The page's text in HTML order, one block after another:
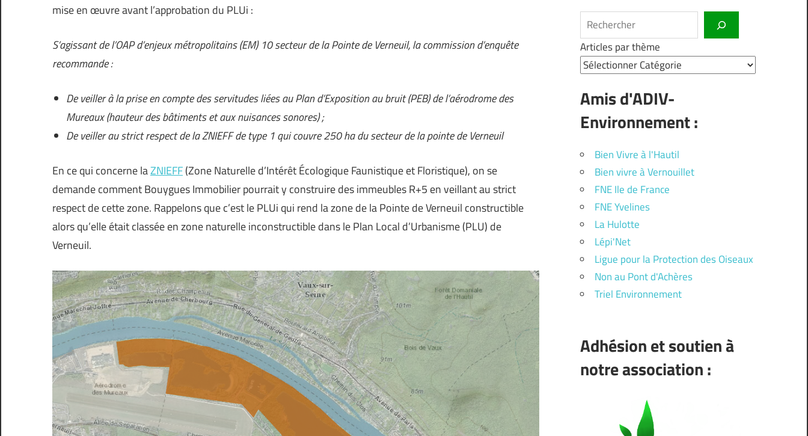
mise en œuvre avant l’approbation du PLUi :
S’agissant de l’OAP d’enjeux métropolitains (EM) 10 secteur de la Pointe de Verneuil, la commission d’enquête
recommande :
De veiller à la prise en compte des servitudes liées au Plan d’Exposition au bruit (PEB) de l’aérodrome des
Mureaux (hauteur des bâtiments et aux nuisances sonores) ;
De veiller au strict respect de la ZNIEFF de type 1 qui couvre 250 ha du secteur de la pointe de Verneuil
En ce qui concerne laZNIEFF(Zone Naturelle d’Intérêt Écologique Faunistique et Floristique), on se
demande comment Bouygues Immobilier pourrait y construire des immeubles R+5 en veillant au strict
respect de cette zone. Rappelons que c’est le PLUi qui rend la zone de la Pointe de Verneuil constructible
alors qu’elle était classée en zone naturelle inconstructible dans le Plan Local d’Urbanisme (PLU) de
Verneuil.
Rechercher
Articles par thème
Amis d'ADIV-
Environnement :
Bien Vivre à l'Hautil
Bien vivre à Vernouillet
FNE Ile de France
FNE Yvelines
La Hulotte
Lépi'Net
Ligue pour la Protection des Oiseaux
Non au Pont d'Achères
Triel Environnement
Adhésion et soutien à
notre association :